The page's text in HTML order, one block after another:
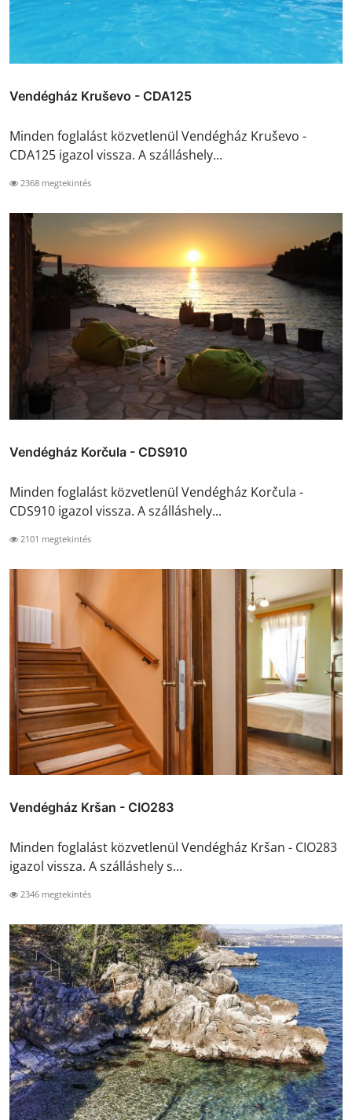
Vendégház Kruševo - CDA125
Minden foglalást közvetlenül Vendégház Kruševo -
CDA125 igazol vissza. A szálláshely...
2368 megtekintés
Vendégház Korčula - CDS910
Minden foglalást közvetlenül Vendégház Korčula -
CDS910 igazol vissza. A szálláshely...
2101 megtekintés
Vendégház Kršan - CIO283
Minden foglalást közvetlenül Vendégház Kršan - CIO283
igazol vissza. A szálláshely s...
2346 megtekintés